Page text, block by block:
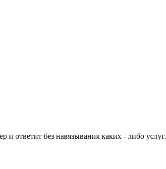
и ответит без навязывания каких - либо услуг.